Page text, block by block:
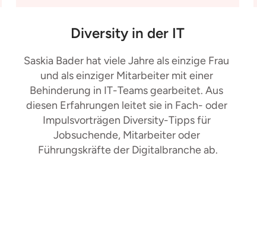
Diversity in der IT
Saskia Bader hat viele Jahre als einzige Frau
und als einziger Mitarbeiter mit einer
Behinderung in IT-Teams gearbeitet. Aus
diesen Erfahrungen leitet sie in Fach- oder
Impulsvorträgen Diversity-Tipps für
Jobsuchende, Mitarbeiter oder
Führungskräfte der Digitalbranche ab.